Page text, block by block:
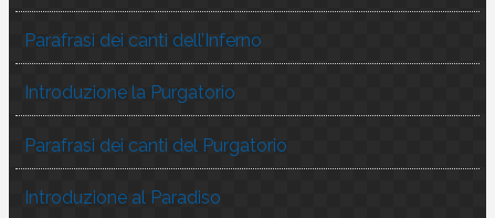
Parafrasi dei canti dell’Inferno
Introduzione la Purgatorio
Parafrasi dei canti del Purgatorio
Introduzione al Paradiso